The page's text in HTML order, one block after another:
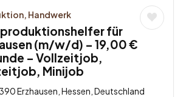
Handwerk
für
(m/w/d) – 19,00 €
– Vollzeitjob,
Minijob
Erzhausen, Hessen, Deutschland